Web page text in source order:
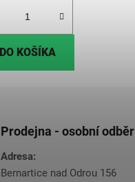
DO KOŠÍKA
Prodejna - osobní odběr
Adresa:
Bernartice nad Odrou 156